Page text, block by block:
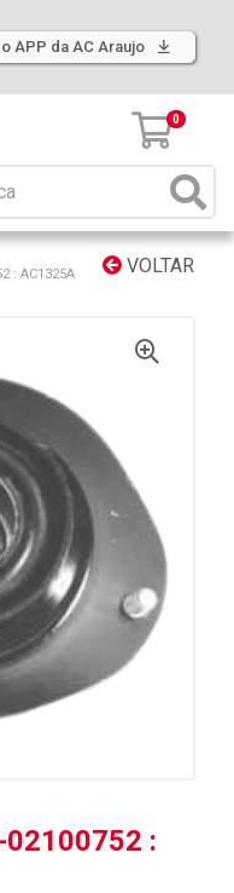
APP da AC Araujo
0
VOLTAR
: AC1325A
02100752 :